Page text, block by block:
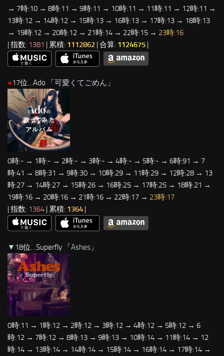
→ 7時:10 → 8時:11 → 9時:11 → 10時:11 → 11時:11 → 12時:11 →
13時:12 → 14時:12 → 15時:13 → 16時:13 → 17時:13 → 18時:13
→ 19時:12 → 20時:12 → 21時:14 → 22時:15 → 23時:16
| 指数: 1381 | 累積: 1112862 | 合算: 1124675 |
●17位…Ado 「可愛くてごめん 」
0時:- → 1時:- → 2時:- → 3時:- → 4時:- → 5時:- → 6時:91 → 7
時:41 → 8時:31 → 9時:30 → 10時:29 → 11時:29 → 12時:28 → 13
時:27 → 14時:27 → 15時:26 → 16時:25 → 17時:25 → 18時:21 →
19時:16 → 20時:16 → 21時:16 → 22時:17 → 23時:17
| 指数: 1364 | 累積: 1364 |
▼ 18位…Superfly 「Ashes 」
0時:11 → 1時:12 → 2時:12 → 3時:12 → 4時:12 → 5時:12 → 6
時:12 → 7時:12 → 8時:13 → 9時:13 → 10時:14 → 11時:14 → 12
時:14 → 13時:14 → 14時:14 → 15時:14 → 16時:14 → 17時:14 →